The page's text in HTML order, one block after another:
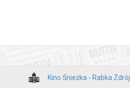
Kino Śnieżka - Rabka Zdrój